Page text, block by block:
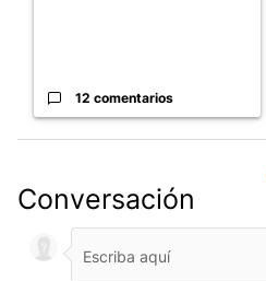
12 comentarios
Conversación